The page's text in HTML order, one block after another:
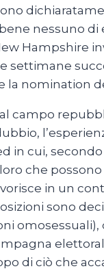
nessuno di
Hampshire
settimane
la nomination
campo
in cui,
che
in un
sono
di ciò che